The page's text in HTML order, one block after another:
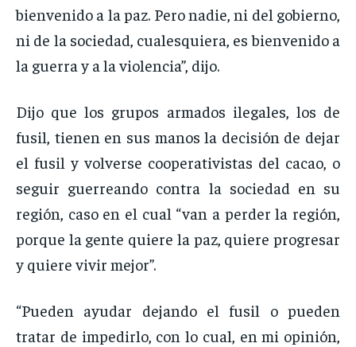
bienvenido a la paz. Pero nadie, ni del gobierno,
ni de la sociedad, cualesquiera, es bienvenido a
la guerra y a la violencia”, dijo.
Dijo que los grupos armados ilegales, los de
fusil, tienen en sus manos la decisión de dejar
el fusil y volverse cooperativistas del cacao, o
seguir guerreando contra la sociedad en su
región, caso en el cual “van a perder la región,
porque la gente quiere la paz, quiere progresar
y quiere vivir mejor”.
“Pueden ayudar dejando el fusil o pueden
tratar de impedirlo, con lo cual, en mi opinión,